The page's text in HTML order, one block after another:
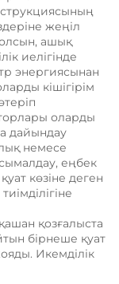
жеңіл
ашық
иелігінде
энергиясынан
кішігірім
оларды
дайындау
немесе
еңбек
көзіне деген
қозғалыста
бірнеше қуат
Икемділік